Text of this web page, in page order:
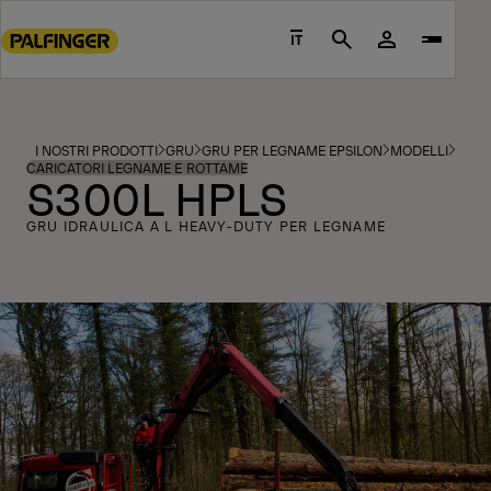
to
footer
content
IT Search
I NOSTRI PRODOTTI GRU GRU PER LEGNAME EPSILON MODELLI
CARICATORI LEGNAME E ROTTAME
S300L HPLS
GRU IDRAULICA A L HEAVY-DUTY PER LEGNAME